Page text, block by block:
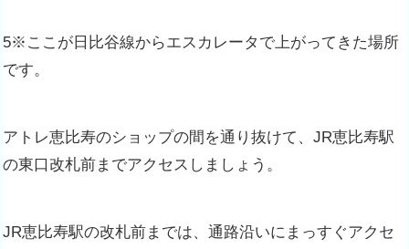
5※ここが日比谷線からエスカレータで上がってきた場所
です。
アトレ恵比寿のショップの間を通り抜けて、JR恵比寿駅
の東口改札前までアクセスしましょう。
JR恵比寿駅の改札前までは、通路沿いにまっすぐアクセ